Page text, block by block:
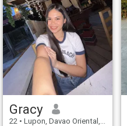
Gracy
22 • Lupon, Davao Oriental, Filippinene